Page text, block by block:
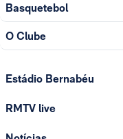
Basquetebol
O Clube
Estádio Bernabéu
RMTV live